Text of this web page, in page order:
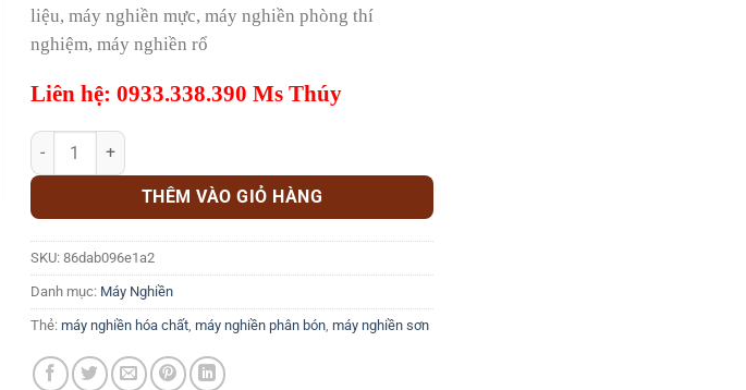
liệu, máy nghiền mực, máy nghiền phòng thí
nghiệm, máy nghiền rổ
Liên hệ: 0933.338.390 Ms Thúy
Máy nghiền bi sứ HT số lượng
THÊM VÀO GIỎ HÀNG
SKU: 86dab096e1a2
Danh mục: Máy Nghiền
Thẻ: máy nghiền hóa chất, máy nghiền phân bón, máy nghiền sơn